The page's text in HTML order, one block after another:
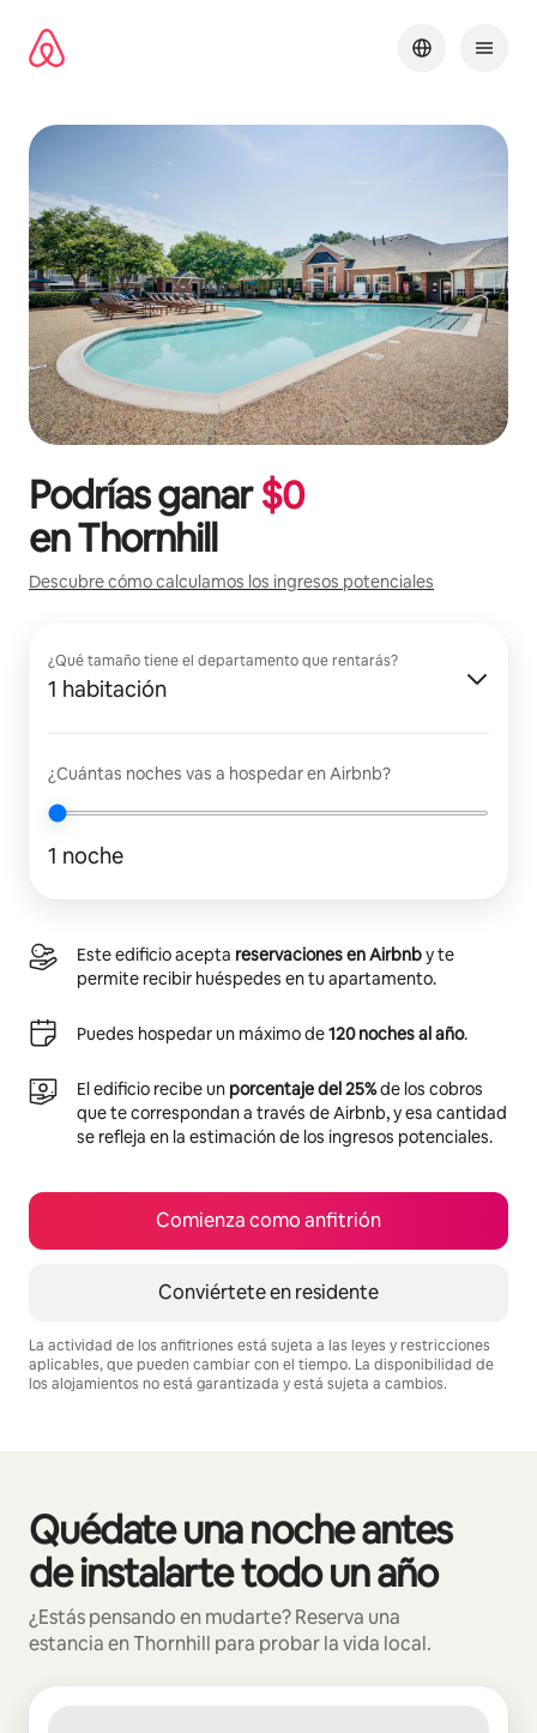
contenido
Podrías ganar$0
enThornhill
Descubre cómo calculamos los ingresos potenciales
¿Qué tamaño tiene el departamento que rentarás?
1 habitación
¿Cuántas noches vas a hospedar en Airbnb?
1 noche
Este edificio acepta reservaciones en Airbnby te
permite recibir huéspedes en tu apartamento.
Puedes hospedar un máximo de120 noches al año.
El edificio recibe un porcentaje del 25%de los cobros
que te correspondan a través de Airbnb, y esa cantidad
se refleja en la estimación de los ingresos potenciales.
Comienza como anfitrión
Conviértete en residente
La actividad de los anfitriones está sujeta a las leyes y restricciones
aplicables, que pueden cambiar con el tiempo. La disponibilidad de
los alojamientos no está garantizada y está sujeta a cambios.
Quédate una noche antes
de instalarte todo un año
¿Estás pensando en mudarte? Reserva una
estancia en Thornhill para probar la vida local.
Mostrando 0 de 0 elementos